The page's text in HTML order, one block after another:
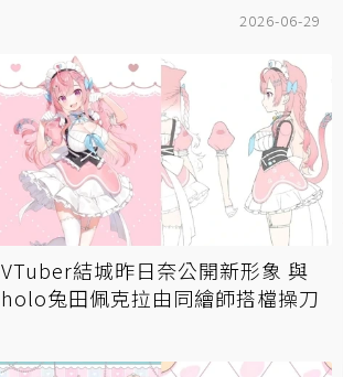
2026-06-29
VTuber結城昨日奈公開新形象 與
holo兔田佩克拉由同繪師搭檔操刀